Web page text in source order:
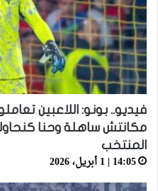
فيديو.. بونو: اللاعبين
مكانتش ساهلة وحنا
المنتخب
14:05 | 1 أبريل، 2026